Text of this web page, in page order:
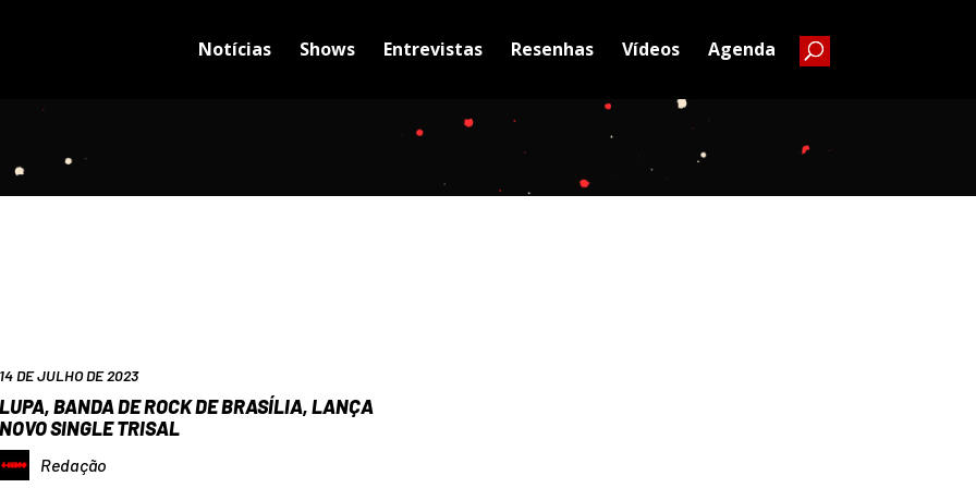
Notícias Shows Entrevistas Resenhas Vídeos Agenda
14 DE JULHO DE 2023
LUPA, BANDA DE ROCK DE BRASÍLIA, LANÇA
NOVO SINGLE TRISAL
Redação